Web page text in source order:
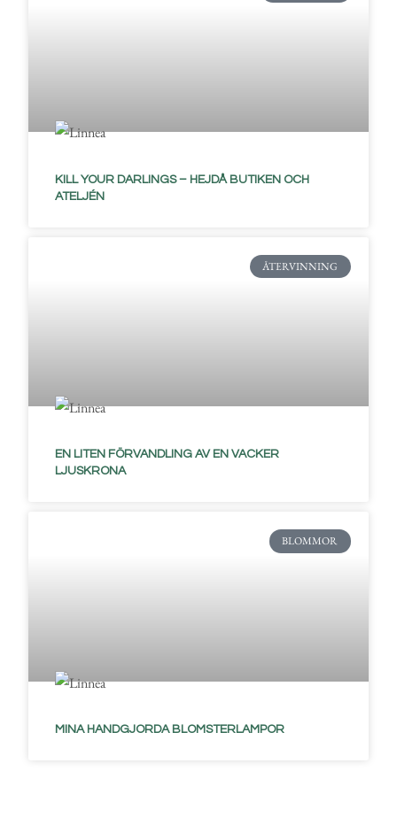
KILL YOUR DARLINGS – HEJDÅ BUTIKEN OCH
ATELJÉN
ÅTERVINNING
EN LITEN FÖRVANDLING AV EN VACKER
LJUSKRONA
BLOMMOR
MINA HANDGJORDA BLOMSTERLAMPOR